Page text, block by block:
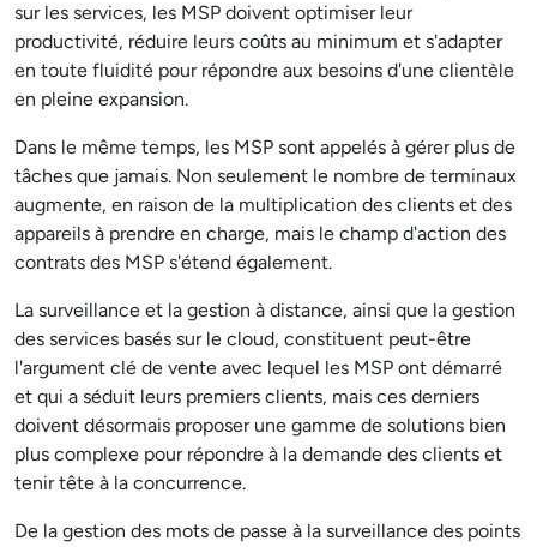
sur les services, les MSP doivent optimiser leur
productivité, réduire leurs coûts au minimum et s'adapter
en toute fluidité pour répondre aux besoins d'une clientèle
en pleine expansion.
Dans le même temps, les MSP sont appelés à gérer plus de
tâches que jamais. Non seulement le nombre de terminaux
augmente, en raison de la multiplication des clients et des
appareils à prendre en charge, mais le champ d'action des
contrats des MSP s'étend également.
La surveillance et la gestion à distance, ainsi que la gestion
des services basés sur le cloud, constituent peut-être
l'argument clé de vente avec lequel les MSP ont démarré
et qui a séduit leurs premiers clients, mais ces derniers
doivent désormais proposer une gamme de solutions bien
plus complexe pour répondre à la demande des clients et
tenir tête à la concurrence.
De la gestion des mots de passe à la surveillance des points